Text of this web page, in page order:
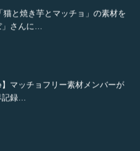
猫と焼き芋とマッチョ」の素材を
」さんに…
】マッチョフリー素材メンバーが
録…